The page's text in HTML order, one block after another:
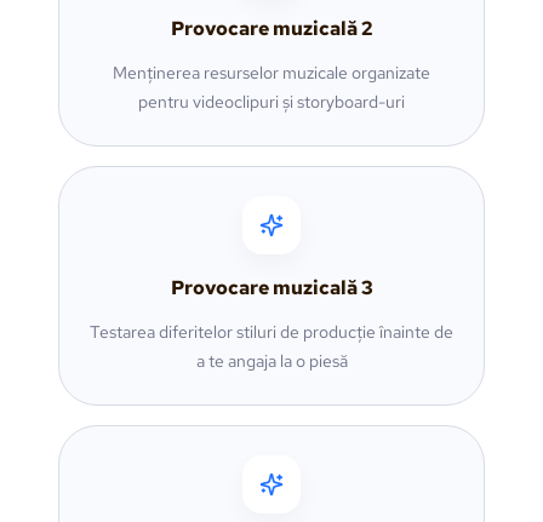
Provocare muzicală2
Menținerea resurselor muzicale organizate
pentru videoclipuri și storyboard-uri
Provocare muzicală3
Testarea diferitelor stiluri de producție înainte de
a te angaja la o piesă